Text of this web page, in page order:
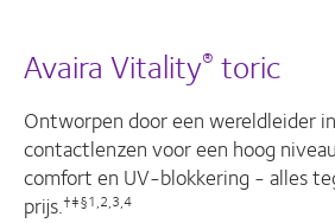
Avaira Vitality® toric
Ontworpen door een wereldleider
contactlenzen voor een hoog
comfort en UV-blokkering - alles
prijs.†‡§1,2,3,4